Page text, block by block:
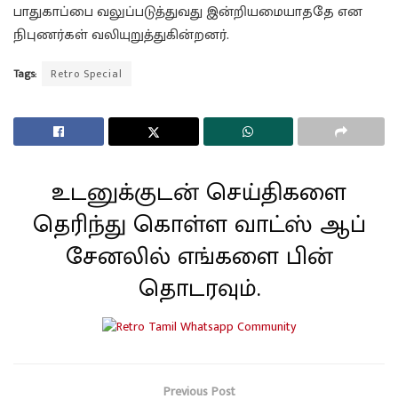
பாதுகாப்பை வலுப்படுத்துவது இன்றியமையாததே என
நிபுணர்கள் வலியுறுத்துகின்றனர்.
Tags: Retro Special
உடனுக்குடன் செய்திகளை
தெரிந்து கொள்ள வாட்ஸ் ஆப்
சேனலில் எங்களை பின்
தொடரவும்.
Previous Post